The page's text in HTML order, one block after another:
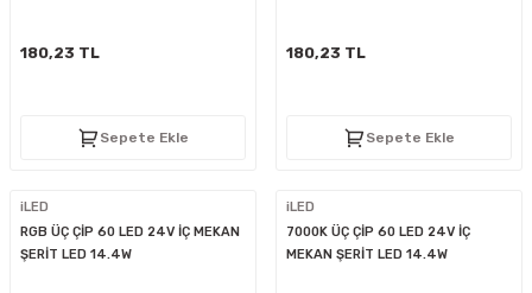
180,23 TL
Sepete Ekle
180,23 TL
Sepete Ekle
iLED
RGB ÜÇ ÇİP 60 LED 24V İÇ MEKAN
ŞERİT LED 14.4W
iLED
7000K ÜÇ ÇİP 60 LED 24V İÇ
MEKAN ŞERİT LED 14.4W